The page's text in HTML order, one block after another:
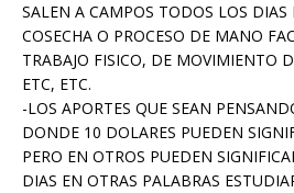
SALEN A CAMPOS TODOS LOS DIAS
COSECHA O PROCESO DE MANO
TRABAJO FISICO, DE MOVIMIENTO
ETC, ETC.
-LOS APORTES QUE SEAN
DONDE 10 DOLARES PUEDEN
PERO EN OTROS PUEDEN
DIAS EN OTRAS PALABRAS